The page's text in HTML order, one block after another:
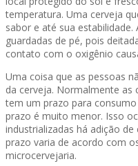
temperatura. Uma cerveja
sabor e até sua
guardadas de pé, pois
contato com o oxigênio
Uma coisa que as pessoas
da cerveja. Normalmente as
tem um prazo para
prazo é muito menor. Isso
industrializadas há adição
prazo varia de acordo com
microcervejaria.